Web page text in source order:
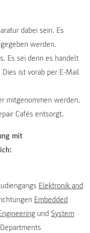
dabei sein. Es
werden.
Es sei denn es handelt
ist vorab per E-Mail
mitgenommen werden.
Cafés entsorgt.
mit
Elektronik and
Embedded
und System